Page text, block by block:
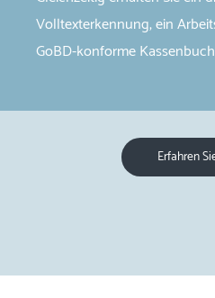
Volltexterkennung, ein
GoBD-​konforme
Erfahren